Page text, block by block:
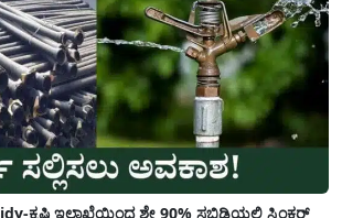
ಕೃಷಿ ಇಲಾಖೆಯಿಂದ ಶೇ 90% ಸಬ್ಸಿಡಿಯಲ್ಲಿ ಸ್ಪಿಂಕ್ಲರ್